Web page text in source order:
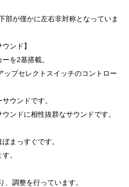
部が僅かに左右非対称となっていま
ンド】
を2基搭載。
ップセレクトスイッチのコントロー
ウンドです。
ンドに相性抜群なサウンドです。
まっすぐです。
。
調整を行っています。